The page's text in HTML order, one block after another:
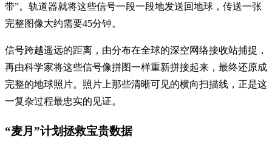
带”。轨道器就将这些信号一段一段地发送回地球，传送一张
完整图像大约需要45分钟。
信号跨越遥远的距离，由分布在全球的深空网络接收站捕捉，
再由科学家将这些信号像拼图一样重新拼接起来，最终还原成
完整的地球照片。照片上那些清晰可见的横向扫描线，正是这
一复杂过程最忠实的见证。
“麦月”计划拯救宝贵数据